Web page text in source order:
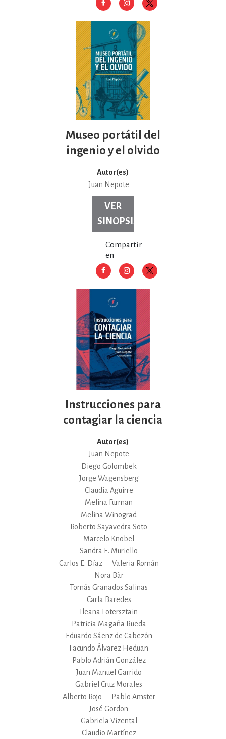
Museo portátil del
ingenio y el olvido
Autor(es)
Juan Nepote
VER
SINOPSIS
Compartir
en
Instrucciones para
contagiar la ciencia
Autor(es)
Juan Nepote
Diego Golombek
Jorge Wagensberg
Claudia Aguirre
Melina Furman
Melina Winograd
Roberto Sayavedra Soto
Marcelo Knobel
Sandra E. Muriello
Carlos E. Díaz
Valeria Román
Nora Bär
Tomás Granados Salinas
Carla Baredes
Ileana Lotersztain
Patricia Magaña Rueda
Eduardo Sáenz de Cabezón
Facundo Álvarez Heduan
Pablo Adrián González
Juan Manuel Garrido
Gabriel Cruz Morales
Alberto Rojo
Pablo Amster
José Gordon
Gabriela Vizental
Claudio Martínez